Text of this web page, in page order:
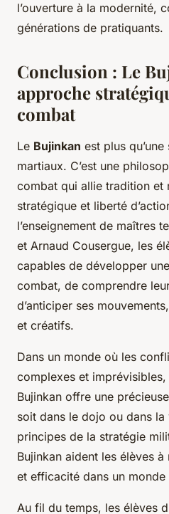
l’ouverture à la modernité,
générations de pratiquants.
Conclusion : Le
approche
combat
Le Bujinkan est plus
martiaux. C’est une
combat qui allie tradition et
stratégique et liberté
l’enseignement de maîtres
et Arnaud Cousergue, les
capables de développer
combat, de comprendre
d’anticiper ses
et créatifs.
Dans un monde où les
complexes et imprévisibles,
Bujinkan offre une
soit dans le dojo ou dans
principes de la stratégie
Bujinkan aident les élèves
et efficacité dans un
Au fil du temps, les élèves